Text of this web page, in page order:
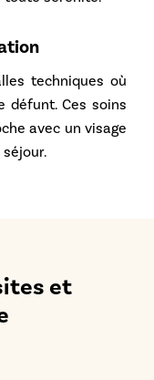
techniques où
défunt. Ces soins
avec un visage
et